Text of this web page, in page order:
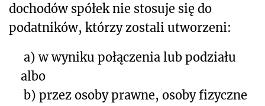
dochodów spółek nie stosuje się do
podatników, którzy zostali utworzeni:
a) w wyniku połączenia lub podziału
albo
b) przez osoby prawne, osoby fizyczne